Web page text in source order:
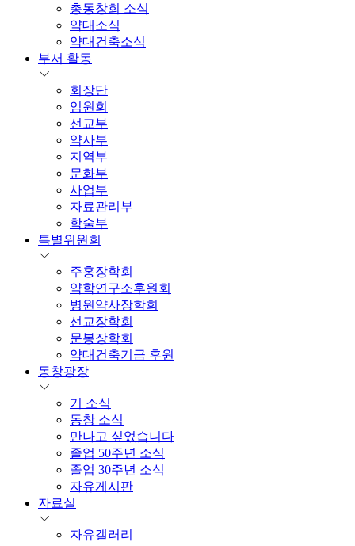
총동창회 소식
약대소식
약대건축소식
부서 활동
회장단
임원회
선교부
약사부
지역부
문화부
사업부
자료관리부
학술부
특별위원회
주홍장학회
약학연구소후원회
병원약사장학회
선교장학회
문봉장학회
약대건축기금 후원
동창광장
기 소식
동창 소식
만나고 싶었습니다
졸업 50주년 소식
졸업 30주년 소식
자유게시판
자료실
자유갤러리